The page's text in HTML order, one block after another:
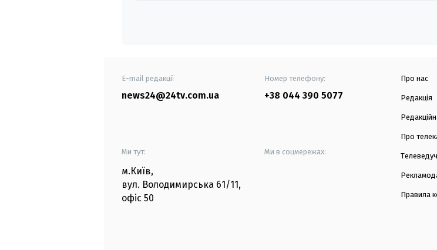
E-mail редакції
news24@24tv.com.ua
Номер телефону:
+38 044 390 5077
Ми тут:
м.Київ,
вул. Володимирська 61/11,
офіс 50
Ми в соцмережах:
Про нас
Редакція
Про
Правила